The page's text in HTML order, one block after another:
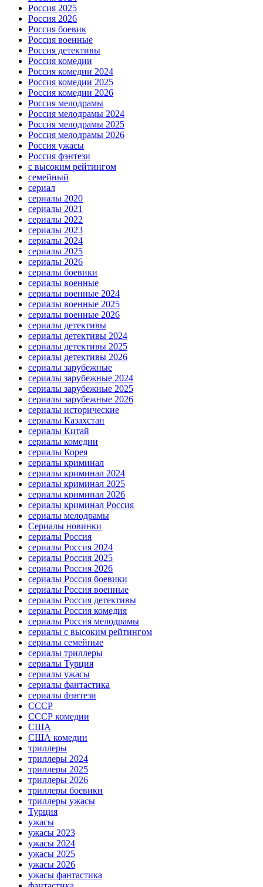
Россия 2025
Россия 2026
Россия боевик
Россия военные
Россия детективы
Россия комедии
Россия комедии 2024
Россия комедии 2025
Россия комедии 2026
Россия мелодрамы
Россия мелодрамы 2024
Россия мелодрамы 2025
Россия мелодрамы 2026
Россия ужасы
Россия фэнтези
с высоким рейтингом
семейный
сериал
сериалы 2020
сериалы 2021
сериалы 2022
сериалы 2023
сериалы 2024
сериалы 2025
сериалы 2026
сериалы боевики
сериалы военные
сериалы военные 2024
сериалы военные 2025
сериалы военные 2026
сериалы детективы
сериалы детективы 2024
сериалы детективы 2025
сериалы детективы 2026
сериалы зарубежные
сериалы зарубежные 2024
сериалы зарубежные 2025
сериалы зарубежные 2026
сериалы исторические
сериалы Казахстан
сериалы Китай
сериалы комедии
сериалы Корея
сериалы криминал
сериалы криминал 2024
сериалы криминал 2025
сериалы криминал 2026
сериалы криминал Россия
сериалы мелодрамы
Сериалы новинки
сериалы Россия
сериалы Россия 2024
сериалы Россия 2025
сериалы Россия 2026
сериалы Россия боевики
сериалы Россия военные
сериалы Россия детективы
сериалы Россия комедия
сериалы Россия мелодрамы
сериалы с высоким рейтингом
сериалы семейные
сериалы триллеры
сериалы Турция
сериалы ужасы
сериалы фантастика
сериалы фэнтези
СССР
СССР комедии
США
США комедии
триллеры
триллеры 2024
триллеры 2025
триллеры 2026
триллеры боевики
триллеры ужасы
Турция
ужасы
ужасы 2023
ужасы 2024
ужасы 2025
ужасы 2026
ужасы фантастика